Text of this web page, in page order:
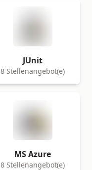
JUnit
8 Stellenangebot(e)
MS Azure
8 Stellenangebot(e)